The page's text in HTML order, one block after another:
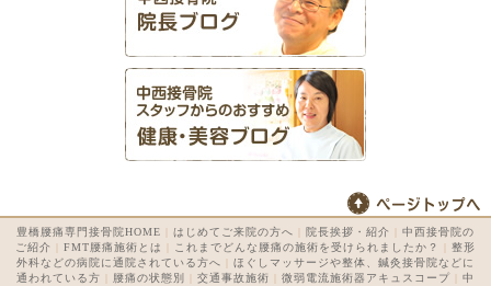
豊橋腰痛専門接骨院HOME はじめてご来院の方へ 院長挨拶・紹介
中西接骨院の
ご紹介
FMT腰痛施術とは これまでどんな腰痛の施術を受けられましたか？
整形
外科などの病院に通院されている方へ
ほぐしマッサージや整体、鍼灸接骨院などに
通われている方
腰痛の状態別 交通事故施術 微弱電流施術器アキュスコープ
中